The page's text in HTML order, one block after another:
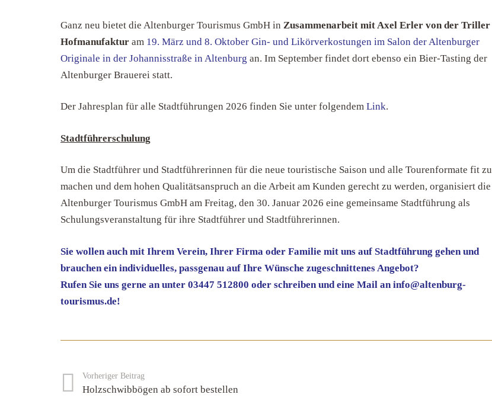
Ganz neu bietet die Altenburger Tourismus GmbH in Zusammenarbeit mit Axel Erler von der Triller
Hofmanufaktur am 19. März und 8. Oktober Gin- und Likörverkostungen im Salon der Altenburger
Originale in der Johannisstraße in Altenburg an. Im September findet dort ebenso ein Bier-Tasting der
Altenburger Brauerei statt.
Der Jahresplan für alle Stadtführungen 2026 finden Sie unter folgendem Link.
Stadtführerschulung
Um die Stadtführer und Stadtführerinnen für die neue touristische Saison und alle Tourenformate fit zu
machen und dem hohen Qualitätsanspruch an die Arbeit am Kunden gerecht zu werden, organisiert die
Altenburger Tourismus GmbH am Freitag, den 30. Januar 2026 eine gemeinsame Stadtführung als
Schulungsveranstaltung für ihre Stadtführer und Stadtführerinnen.
Sie wollen auch mit Ihrem Verein, Ihrer Firma oder Familie mit uns auf Stadtführung gehen und
brauchen ein individuelles, passgenau auf Ihre Wünsche zugeschnittenes Angebot?
Rufen Sie uns gerne an unter 03447 512800 oder schreiben und eine Mail an info@altenburg-
tourismus.de!
Vorheriger Beitrag
Holzschwibbögen ab sofort bestellen